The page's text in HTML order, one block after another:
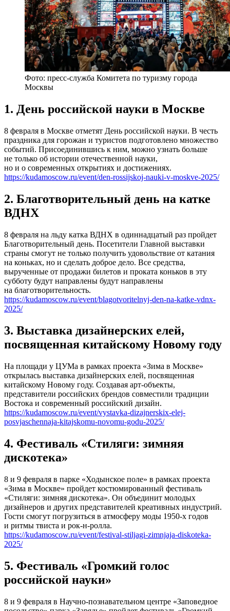
Фото: пресс-служба Комитета по туризму города
Москвы
1. День российской науки в Москве
8 февраля в Москве отметят День российской науки. В честь
праздника для горожан и туристов подготовлено множество
событий. Присоединившись к ним, можно узнать больше
не только об истории отечественной науки,
но и о современных открытиях и достижениях.
https://kudamoscow.ru/event/den-rossijskoj-nauki-v-moskve-2025/
2. Благотворительный день на катке
ВДНХ
8 февраля на льду катка ВДНХ в одиннадцатый раз пройдет
Благотворительный день. Посетители Главной выставки
страны смогут не только получить удовольствие от катания
на коньках, но и сделать доброе дело. Все средства,
вырученные от продажи билетов и проката коньков в эту
субботу будут направлены будут направлены
на благотворительность.
https://kudamoscow.ru/event/blagotvoritelnyj-den-na-katke-vdnx-
2025/
3. Выставка дизайнерских елей,
посвященная китайскому Новому году
На площади у ЦУМа в рамках проекта «Зима в Москве»
открылась выставка дизайнерских елей, посвященная
китайскому Новому году. Создавая арт-объекты,
представители российских брендов совместили традиции
Востока и современный российский дизайн.
https://kudamoscow.ru/event/vystavka-dizajnerskix-elej-
posvjaschennaja-kitajskomu-novomu-godu-2025/
4. Фестиваль «Стиляги: зимняя
дискотека»
8 и 9 февраля в парке «Ходынское поле» в рамках проекта
«Зима в Москве» пройдет костюмированный фестиваль
«Стиляги: зимняя дискотека». Он объединит молодых
дизайнеров и других представителей креативных индустрий.
Гости смогут погрузиться в атмосферу моды 1950-х годов
и ритмы твиста и рок-н-ролла.
https://kudamoscow.ru/event/festival-stiljagi-zimnjaja-diskoteka-
2025/
5. Фестиваль «Громкий голос
российской науки»
8 и 9 февраля в Научно-познавательном центре «Заповедное